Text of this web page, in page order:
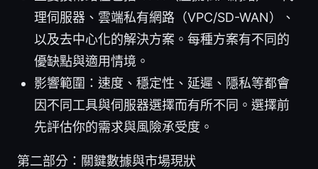
理伺服器、雲端私有網路（VPC/SD-WAN）、
以及去中心化的解決方案。每種方案有不同的
優缺點與適用情境。
影響範圍：速度、穩定性、延遲、隱私等都會
因不同工具與伺服器選擇而有所不同。選擇前
先評估你的需求與風險承受度。
第二部分：關鍵數據與市場現狀